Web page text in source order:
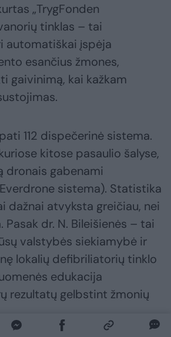
„TrygFonden
tinklas – tai
automatiškai įspėja
esančius žmones,
gaivinimą, kai kažkam
112 dispečerinė sistema.
kitose pasaulio šalyse,
dronais gabenami
sistema). Statistika
dažnai atvyksta greičiau, nei
dr. N. Bileišienės – tai
valstybės siekiamybė ir
lokalių defibriliatorių tinklo
edukacija
rezultatų gelbstint žmonių